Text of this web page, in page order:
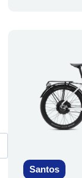
Santos